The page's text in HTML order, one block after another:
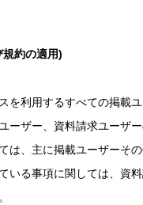
約の適用)
を利用するすべての掲載
ーザー、資料請求ユーザ
は、主に掲載ユーザーそ
いる事項に関しては、資